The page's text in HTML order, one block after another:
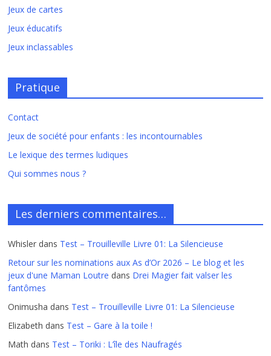
Jeux de cartes
Jeux éducatifs
Jeux inclassables
Pratique
Contact
Jeux de société pour enfants : les incontournables
Le lexique des termes ludiques
Qui sommes nous ?
Les derniers commentaires…
Whisler dans Test – Trouilleville Livre 01: La Silencieuse
Retour sur les nominations aux As d’Or 2026 – Le blog et les
jeux d'une Maman Loutre dans Drei Magier fait valser les
fantômes
Onimusha dans Test – Trouilleville Livre 01: La Silencieuse
Elizabeth dans Test – Gare à la toile !
Math dans Test – Toriki : L’île des Naufragés